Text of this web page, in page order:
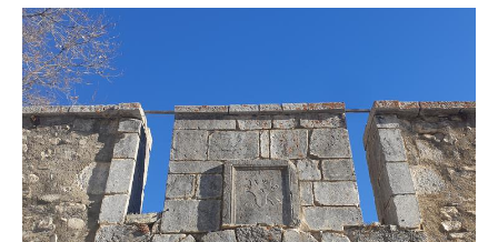
Scoprite la storia e i segreti di Colmars attraverso le sue
stradine, le piazze e i monumenti principali.